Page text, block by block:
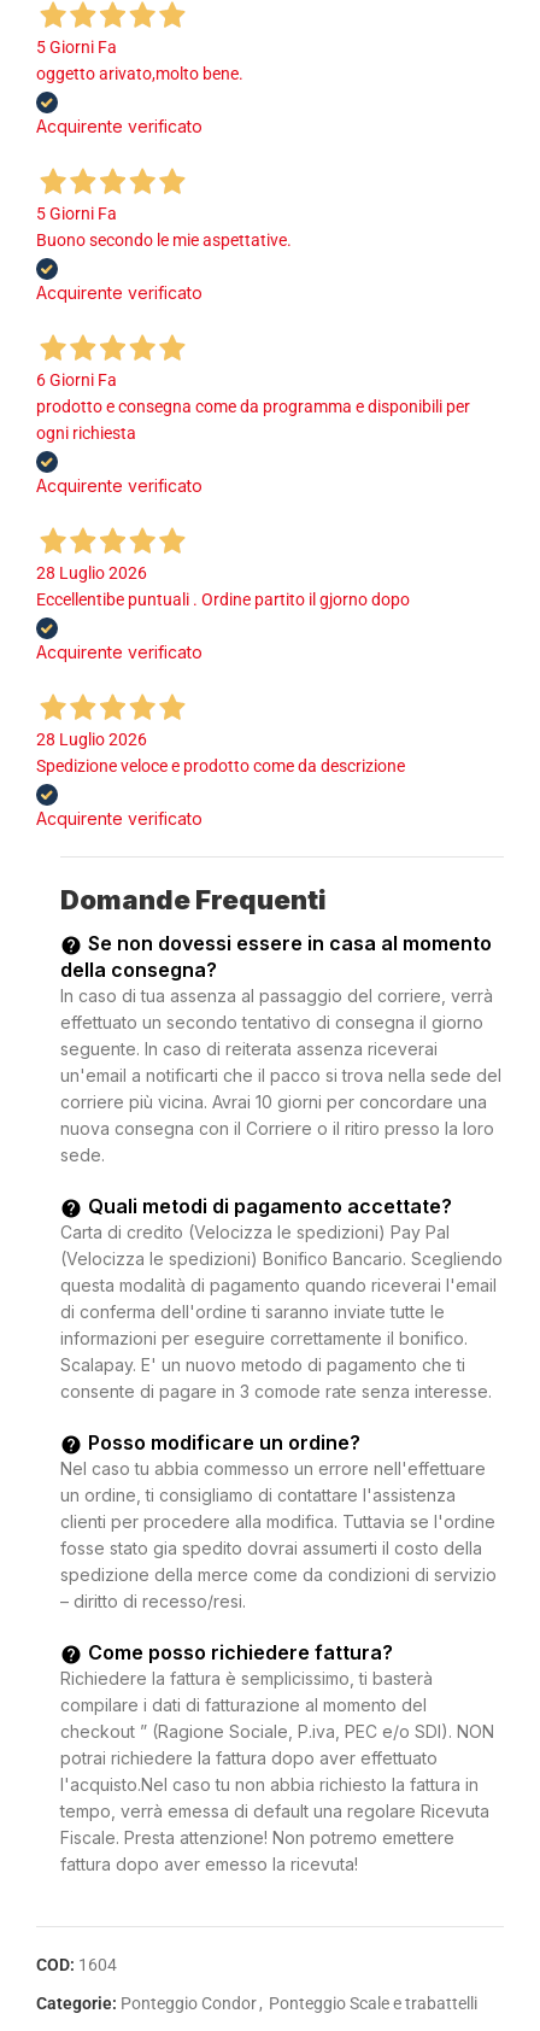
5 Giorni Fa
oggetto arivato,molto bene.
Acquirente verificato
5 Giorni Fa
Buono secondo le mie aspettative.
Acquirente verificato
6 Giorni Fa
prodotto e consegna come da programma e disponibili per
ogni richiesta
Acquirente verificato
28 Luglio 2026
Eccellentibe puntuali . Ordine partito il gjorno dopo
Acquirente verificato
28 Luglio 2026
Spedizione veloce e prodotto come da descrizione
Acquirente verificato
Domande Frequenti
Se non dovessi essere in casa al momento
della consegna?
In caso di tua assenza al passaggio del corriere, verrà
effettuato un secondo tentativo di consegna il giorno
seguente. In caso di reiterata assenza riceverai
un'email a notificarti che il pacco si trova nella sede del
corriere più vicina. Avrai 10 giorni per concordare una
nuova consegna con il Corriere o il ritiro presso la loro
sede.
Quali metodi di pagamento accettate?
Carta di credito (Velocizza le spedizioni) Pay Pal
(Velocizza le spedizioni) Bonifico Bancario. Scegliendo
questa modalità di pagamento quando riceverai l'email
di conferma dell'ordine ti saranno inviate tutte le
informazioni per eseguire correttamente il bonifico.
Scalapay. E' un nuovo metodo di pagamento che ti
consente di pagare in 3 comode rate senza interesse.
Posso modificare un ordine?
Nel caso tu abbia commesso un errore nell'effettuare
un ordine, ti consigliamo di contattare l'assistenza
clienti per procedere alla modifica. Tuttavia se l'ordine
fosse stato gia spedito dovrai assumerti il costo della
spedizione della merce come da condizioni di servizio
– diritto di recesso/resi.
Come posso richiedere fattura?
Richiedere la fattura è semplicissimo, ti basterà
compilare i dati di fatturazione al momento del
checkout ” (Ragione Sociale, P.iva, PEC e/o SDI). NON
potrai richiedere la fattura dopo aver effettuato
l'acquisto.Nel caso tu non abbia richiesto la fattura in
tempo, verrà emessa di default una regolare Ricevuta
Fiscale. Presta attenzione! Non potremo emettere
fattura dopo aver emesso la ricevuta!
COD: 1604
Categorie: Ponteggio Condor, Ponteggio Scale e trabattelli